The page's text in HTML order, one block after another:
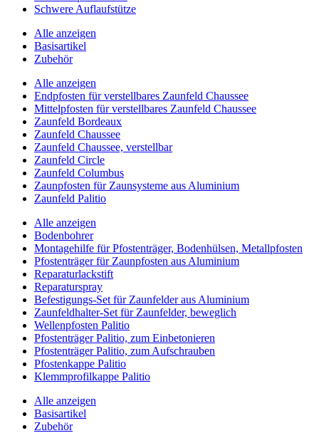
Schwere Auflaufstütze
Alle anzeigen
Basisartikel
Zubehör
Alle anzeigen
Endpfosten für verstellbares Zaunfeld Chaussee
Mittelpfosten für verstellbares Zaunfeld Chaussee
Zaunfeld Bordeaux
Zaunfeld Chaussee
Zaunfeld Chaussee, verstellbar
Zaunfeld Circle
Zaunfeld Columbus
Zaunpfosten für Zaunsysteme aus Aluminium
Zaunfeld Palitio
Alle anzeigen
Bodenbohrer
Montagehilfe für Pfostenträger, Bodenhülsen, Metallpfosten
Pfostenträger für Zaunpfosten aus Aluminium
Reparaturlackstift
Reparaturspray
Befestigungs-Set für Zaunfelder aus Aluminium
Zaunfeldhalter-Set für Zaunfelder, beweglich
Wellenpfosten Palitio
Pfostenträger Palitio, zum Einbetonieren
Pfostenträger Palitio, zum Aufschrauben
Pfostenkappe Palitio
Klemmprofilkappe Palitio
Alle anzeigen
Basisartikel
Zubehör